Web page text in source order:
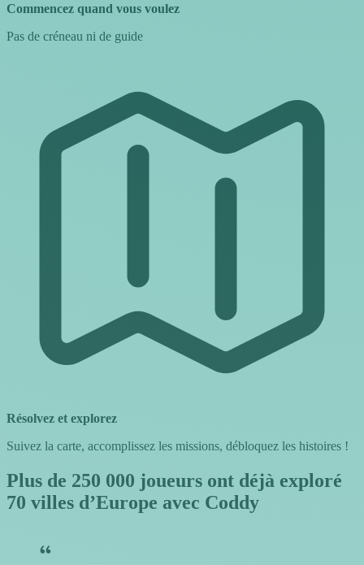
Commencez quand vous voulez
Pas de créneau ni de guide
Résolvez et explorez
Suivez la carte, accomplissez les missions, débloquez les histoires !
Plus de 250 000 joueurs ont déjà exploré
70 villes d’Europe avec Coddy